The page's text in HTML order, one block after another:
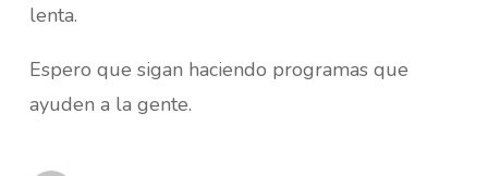
lenta.
Espero que sigan haciendo programas que
ayuden a la gente.